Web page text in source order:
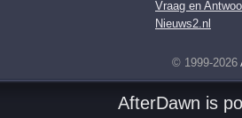
Vraag en
Nieuws2.nl
© 1999-2026
AfterDawn is